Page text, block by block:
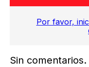
Por favor,
Sin comentarios.